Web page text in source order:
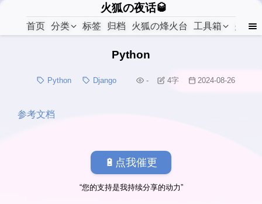
火狐の夜话🥃
首页 分类 标签 归档 火狐の烽火台 工具箱 关于
Python
Python Django - 4字 2024-08-26
参考文档
🔋点我催更
“您的支持是我持续分享的动力”